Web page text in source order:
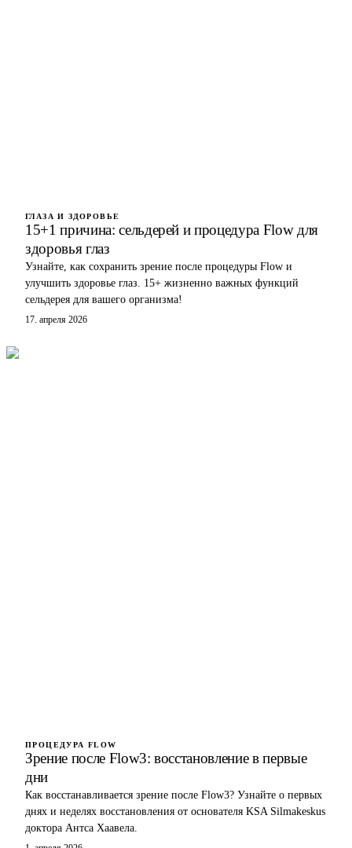
ГЛАЗА И ЗДОРОВЬЕ
15+1 причина: сельдерей и процедура Flow для
здоровья глаз
Узнайте, как сохранить зрение после процедуры Flow и
улучшить здоровье глаз. 15+ жизненно важных функций
сельдерея для вашего организма!
17. апреля 2026
ПРОЦЕДУРА FLOW
Зрение после Flow3: восстановление в первые
дни
Как восстанавливается зрение после Flow3? Узнайте о первых
днях и неделях восстановления от основателя KSA Silmakeskus
доктора Антса Хаавела.